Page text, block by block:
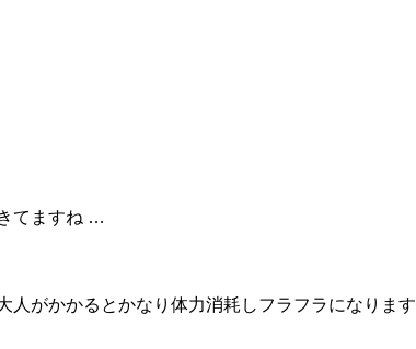
てますね …
人がかかるとかなり体力消耗しフラフラになります